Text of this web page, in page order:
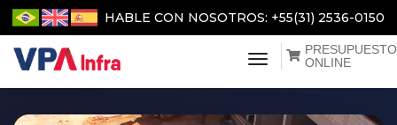
HABLE CON NOSOTROS: +55(31) 2536-0150
menu de
PRESUPUESTO
ONLINE